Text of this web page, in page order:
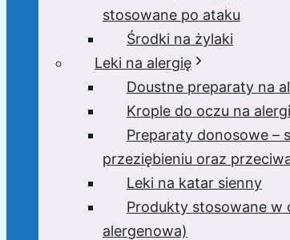
stosowane po ataku
Środki na żylaki
Leki na alergię
Doustne preparaty na
Krople do oczu na
Preparaty donosowe –
przeziębieniu oraz
Leki na katar sienny
Produkty stosowane w
alergenowa)